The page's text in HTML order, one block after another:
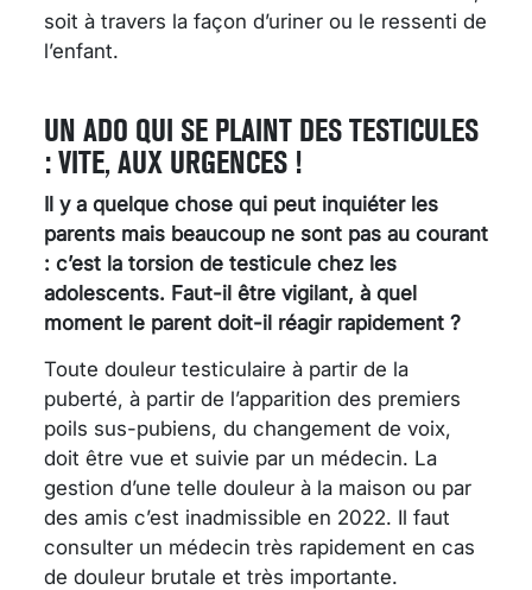
soit à travers la façon d’uriner ou le ressenti de
l’enfant.
UN ADO QUI SE PLAINT DES TESTICULES
: VITE, AUX URGENCES !
Il y a quelque chose qui peut inquiéter les
parents mais beaucoup ne sont pas au courant
: c’est la torsion de testicule chez les
adolescents. Faut-il être vigilant, à quel
moment le parent doit-il réagir rapidement ?
Toute douleur testiculaire à partir de la
puberté, à partir de l’apparition des premiers
poils sus-pubiens, du changement de voix,
doit être vue et suivie par un médecin. La
gestion d’une telle douleur à la maison ou par
des amis c’est inadmissible en 2022. Il faut
consulter un médecin très rapidement en cas
de douleur brutale et très importante.